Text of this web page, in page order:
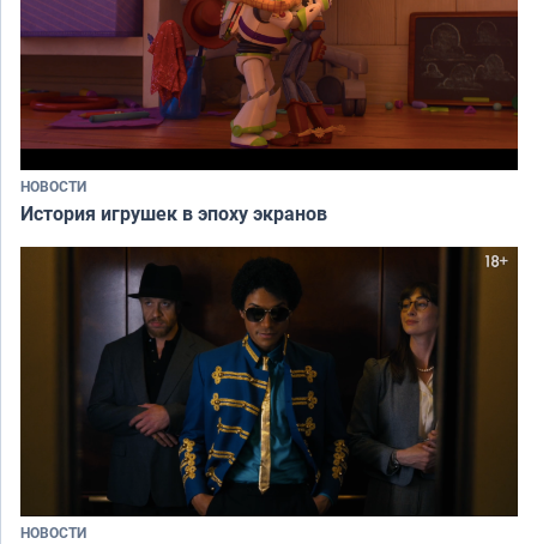
НОВОСТИ
История игрушек в эпоху экранов
НОВОСТИ